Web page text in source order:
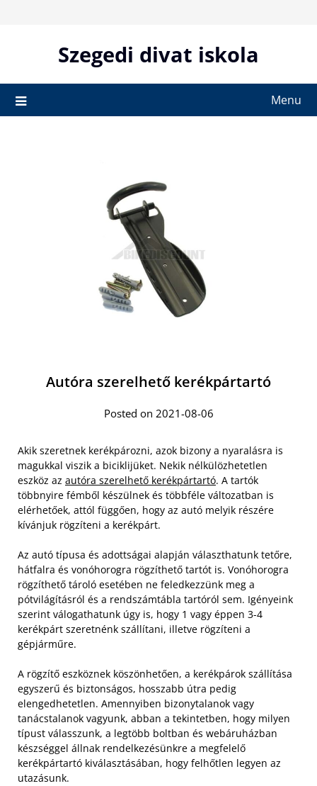
Szegedi divat iskola
Menu
Autóra szerelhető kerékpártartó
Posted on 2021-08-06
Akik szeretnek kerékpározni, azok bizony a nyaralásra is
magukkal viszik a biciklijüket. Nekik nélkülözhetetlen
eszköz az autóra szerelhető kerékpártartó. A tartók
többnyire fémből készülnek és többféle változatban is
elérhetőek, attól függően, hogy az autó melyik részére
kívánjuk rögzíteni a kerékpárt.
Az autó típusa és adottságai alapján választhatunk tetőre,
hátfalra és vonóhorogra rögzíthető tartót is. Vonóhorogra
rögzíthető tároló esetében ne feledkezzünk meg a
pótvilágításról és a rendszámtábla tartóról sem. Igényeink
szerint válogathatunk úgy is, hogy 1 vagy éppen 3-4
kerékpárt szeretnénk szállítani, illetve rögzíteni a
gépjárműre.
A rögzítő eszköznek köszönhetően, a kerékpárok szállítása
egyszerű és biztonságos, hosszabb útra pedig
elengedhetetlen. Amennyiben bizonytalanok vagy
tanácstalanok vagyunk, abban a tekintetben, hogy milyen
típust válasszunk, a legtöbb boltban és webáruházban
készséggel állnak rendelkezésünkre a megfelelő
kerékpártartó kiválasztásában, hogy felhőtlen legyen az
utazásunk.